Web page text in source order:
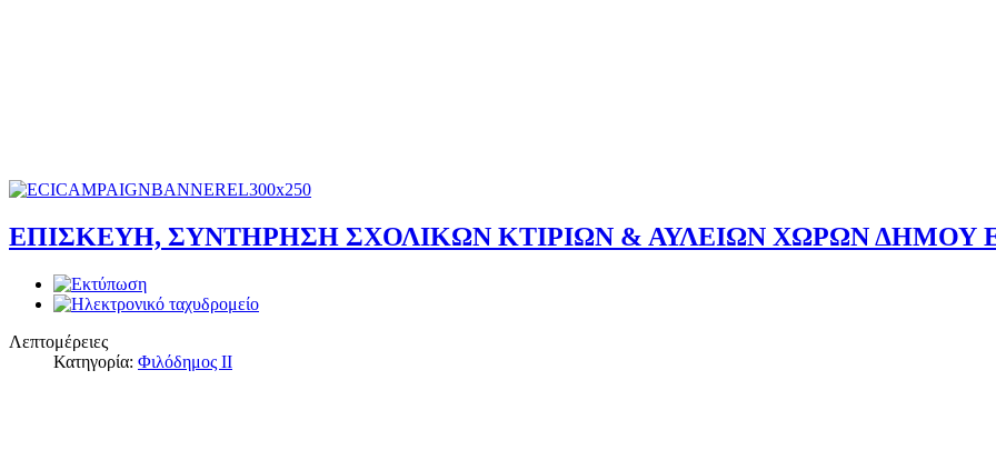
ΕΠΙΣΚΕΥΗ, ΣΥΝΤΗΡΗΣΗ ΣΧΟΛΙΚΩΝ ΚΤΙΡΙΩΝ & ΑΥΛΕΙΩΝ ΧΩΡΩΝ ΔΗΜΟΥ
Λεπτομέρειες
Κατηγορία: Φιλόδημος ΙΙ